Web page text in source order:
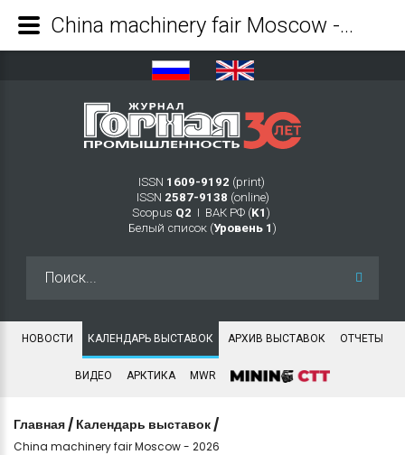
ISSN 1609-9192 (print)
ISSN 2587-9138 (online)
Scopus Q2 Ι ВАК РФ (K1 )
Белый список (Уровень 1 )
НОВОСТИ КАЛЕНДАРЬ ВЫСТАВОК АРХИВ ВЫСТАВОК ОТЧЕТЫ
ВИДЕО АРКТИКА MWR
Главная / Календарь выставок /
China machinery fair Moscow - 2026
China machinery fair Moscow - 2026 - Журнал Горная промышленность